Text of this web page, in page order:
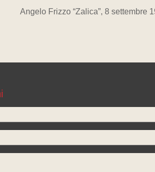
Angelo Frizzo “Zalica”, 8 settembre